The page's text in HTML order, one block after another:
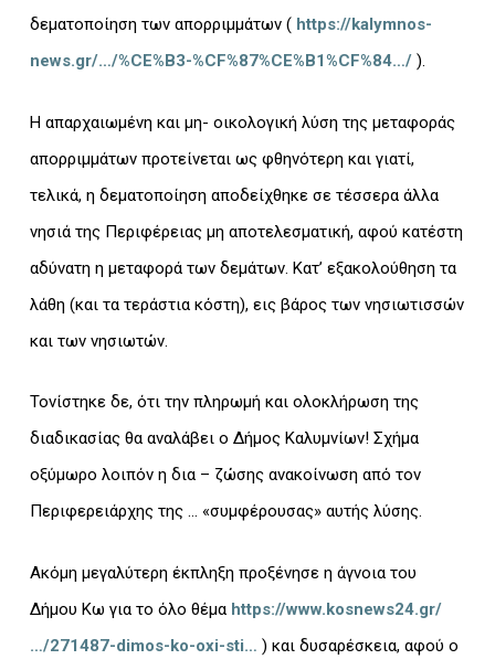
δεματοποίηση των απορριμμάτων ( https://kalymnos-
news.gr/…/%CE%B3-%CF%87%CE%B1%CF%84…/).
Η απαρχαιωμένη και μη- οικολογική λύση της μεταφοράς
απορριμμάτων προτείνεται ως φθηνότερη και γιατί,
τελικά, η δεματοποίηση αποδείχθηκε σε τέσσερα άλλα
νησιά της Περιφέρειας μη αποτελεσματική, αφού κατέστη
αδύνατη η μεταφορά των δεμάτων. Κατ’ εξακολούθηση τα
λάθη (και τα τεράστια κόστη), εις βάρος των νησιωτισσών
και των νησιωτών.
Τονίστηκε δε, ότι την πληρωμή και ολοκλήρωση της
διαδικασίας θα αναλάβει ο Δήμος Καλυμνίων! Σχήμα
οξύμωρο λοιπόν η δια – ζώσης ανακοίνωση από τον
Περιφερειάρχης της … «συμφέρουσας» αυτής λύσης.
Ακόμη μεγαλύτερη έκπληξη προξένησε η άγνοια του
Δήμου Κω για το όλο θέμα https://www.kosnews24.gr/
…/271487-dimos-ko-oxi-sti… ) και δυσαρέσκεια, αφού ο